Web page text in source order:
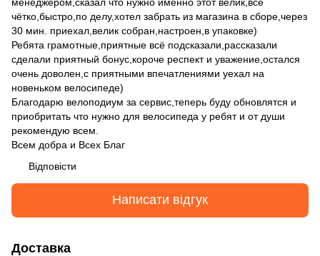
чётко,быстро,по делу,хотел забрать из магазина в сборе,через
30 мин. приехал,велик собран,настроен,в упаковке)
Ребята грамотные,приятные всё подсказали,рассказали
сделали приятный бонус,короче респект и уважение,остался
очень доволен,с приятными впечатлениями уехал на
новеньком велосипеде)
Благодарю велоподиум за сервис,теперь буду обновлятся и
приобритать что нужно для велосипеда у ребят и от души
рекомендую всем.
Всем добра и Всех Благ
Відповісти
Написати відгук
Доставка